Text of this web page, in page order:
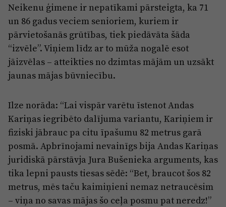
Neikenu ģimene ir nepatīkami pārsteigta, ka 71
un 86 gadus veciem senioriem, kuriem ir
pārvietošanās grūtības, tiek piedāvāta šāda
“izvēle”. Viņiem līdz ar to mūža nogalē esot
jāizvēlas – atteikties no dzimtas mājām un uzsākt
jaunas mājas būvniecību.
Ilze norāda: “Lai vispār varētu īstenot Andas
Kariņas iegribēto dalījuma variantu, Kariņiem ir
fiziski jābrauc pa citu īpašumu 82 metrus garā
posmā. Apbrīnojami nevainīgs bija Andas Kariņas
juridiskā pārstāvja Jura Bušenieka arguments, kas
tika lepni pausts tiesas sēdē: “Bet, braucot šos 82
metrus, mēs taču kaimiņieni nemaz netraucēsim
– viņa no savas mājas šo ceļa posmu pat neredz!”